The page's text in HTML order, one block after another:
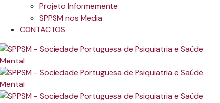
Projeto Informemente
SPPSM nos Media
CONTACTOS